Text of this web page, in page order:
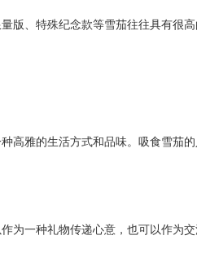
版、特殊纪念款等雪茄往往具有很
高雅的生活方式和品味。吸食雪茄
为一种礼物传递心意，也可以作为交